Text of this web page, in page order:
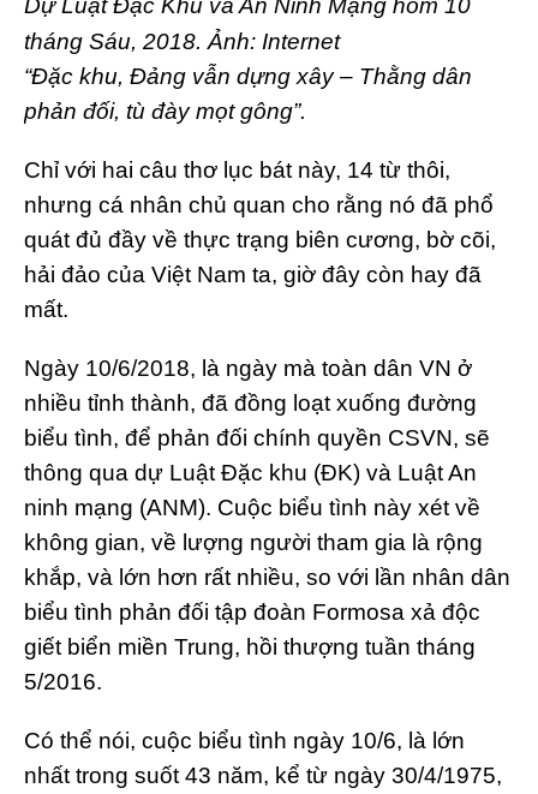
Dự Luật Đặc Khu và An Ninh Mạng hôm 10
tháng Sáu, 2018. Ảnh: Internet
“Đặc khu, Đảng vẫn dựng xây – Thằng dân
phản đối, tù đày mọt gông”.
Chỉ với hai câu thơ lục bát này, 14 từ thôi,
nhưng cá nhân chủ quan cho rằng nó đã phổ
quát đủ đầy về thực trạng biên cương, bờ cõi,
hải đảo của Việt Nam ta, giờ đây còn hay đã
mất.
Ngày 10/6/2018, là ngày mà toàn dân VN ở
nhiều tỉnh thành, đã đồng loạt xuống đường
biểu tình, để phản đối chính quyền CSVN, sẽ
thông qua dự Luật Đặc khu (ĐK) và Luật An
ninh mạng (ANM). Cuộc biểu tình này xét về
không gian, về lượng người tham gia là rộng
khắp, và lớn hơn rất nhiều, so với lần nhân dân
biểu tình phản đối tập đoàn Formosa xả độc
giết biển miền Trung, hồi thượng tuần tháng
5/2016.
Có thể nói, cuộc biểu tình ngày 10/6, là lớn
nhất trong suốt 43 năm, kể từ ngày 30/4/1975,